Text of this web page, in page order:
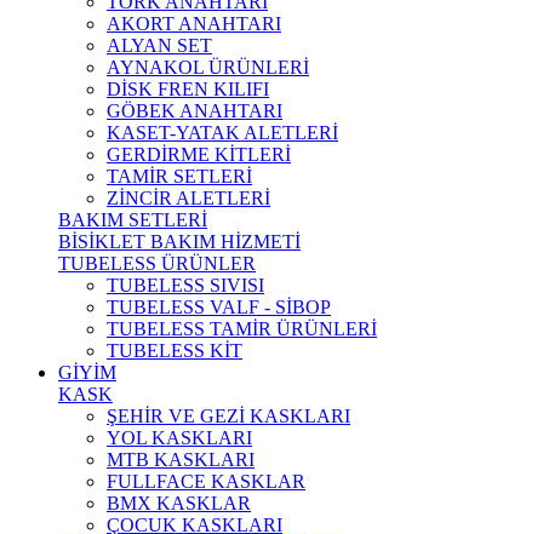
AKORT ANAHTARI
ALYAN SET
AYNAKOL ÜRÜNLERİ
DİSK FREN KILIFI
GÖBEK ANAHTARI
KASET-YATAK ALETLERİ
GERDİRME KİTLERİ
TAMİR SETLERİ
ZİNCİR ALETLERİ
BAKIM SETLERİ
BİSİKLET BAKIM HİZMETİ
TUBELESS ÜRÜNLER
TUBELESS SIVISI
TUBELESS VALF - SİBOP
TUBELESS TAMİR ÜRÜNLERİ
TUBELESS KİT
GİYİM
KASK
ŞEHİR VE GEZİ KASKLARI
YOL KASKLARI
MTB KASKLARI
FULLFACE KASKLAR
BMX KASKLAR
ÇOCUK KASKLARI